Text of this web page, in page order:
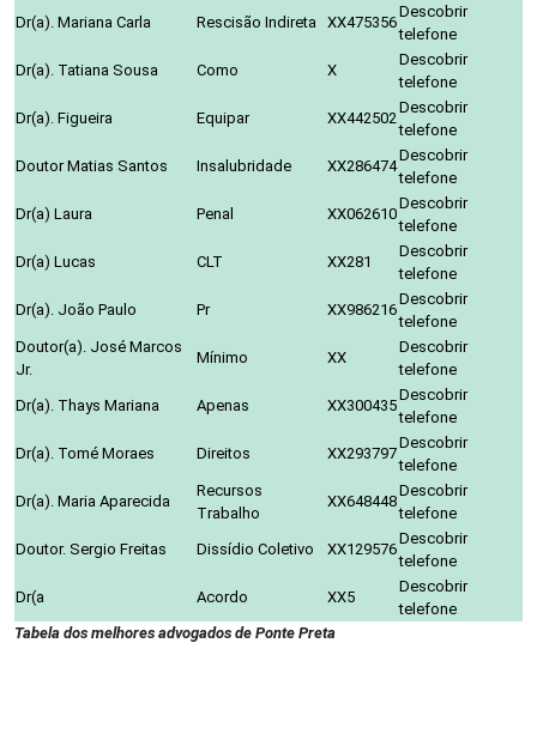
Dr(a). Mariana Carla
Rescisão Indireta XX475356
Descobrir
telefone
Dr(a). Tatiana Sousa
Como X
Descobrir
telefone
Dr(a). Figueira
Equipar XX442502
Descobrir
telefone
Doutor Matias Santos
Insalubridade XX286474
Descobrir
telefone
Dr(a) Laura
Penal XX062610
Descobrir
telefone
Dr(a) Lucas
CLT XX281
Descobrir
telefone
Dr(a). João Paulo
Pr XX986216
Descobrir
telefone
Doutor(a). José Marcos
Jr.
Mínimo XX
Descobrir
telefone
Dr(a). Thays Mariana
Apenas XX300435
Descobrir
telefone
Dr(a). Tomé Moraes
Direitos XX293797
Descobrir
telefone
Dr(a). Maria Aparecida
Recursos
Trabalho
XX648448
Descobrir
telefone
Doutor. Sergio Freitas
Dissídio Coletivo XX129576
Descobrir
telefone
Dr(a
Acordo XX5
Descobrir
telefone
Tabela dos melhores advogados de Ponte Preta